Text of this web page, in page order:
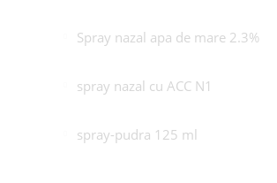
Spray nazal apa de mare 2.3%
spray nazal cu ACC N1
spray-pudra 125 ml